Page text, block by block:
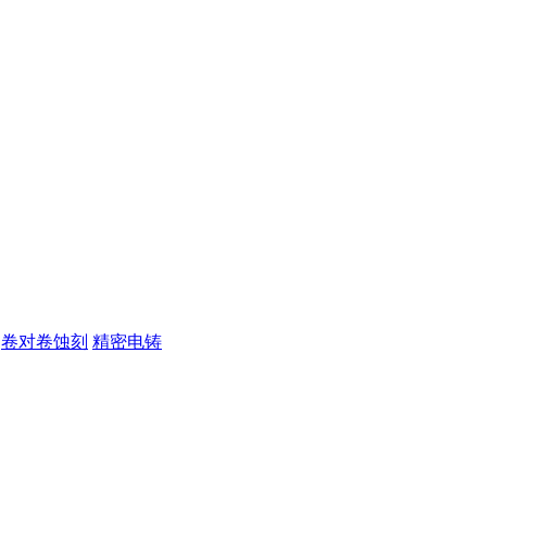
卷对卷蚀刻 精密电铸